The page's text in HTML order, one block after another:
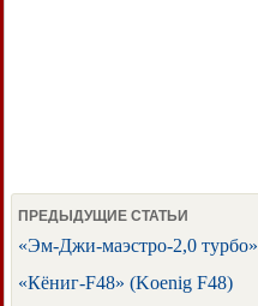
ПРЕДЫДУЩИЕ СТАТЬИ
«Эм-Джи-маэстро-2,0
«Кёниг-F48» (Koenig F48)